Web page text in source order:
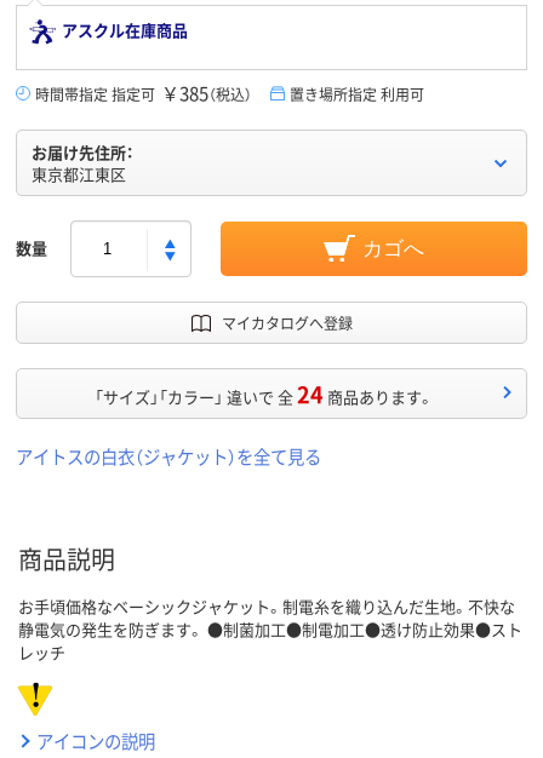
アスクル在庫商品
時間帯指定 指定可 ￥385（税込） 置き場所指定 利用可
お届け先住所：
東京都江東区
数量 カゴへ
マイカタログへ登録
「サイズ」「カラー」 違いで 全24 商品あります。
アイトスの白衣（ジャケット）を全て見る
商品説明
お手頃価格なベーシックジャケット。制電糸を織り込んだ生地。不快な
静電気の発生を防ぎます。 ●制菌加工●制電加工●透け防止効果●スト
レッチ
アイコンの説明